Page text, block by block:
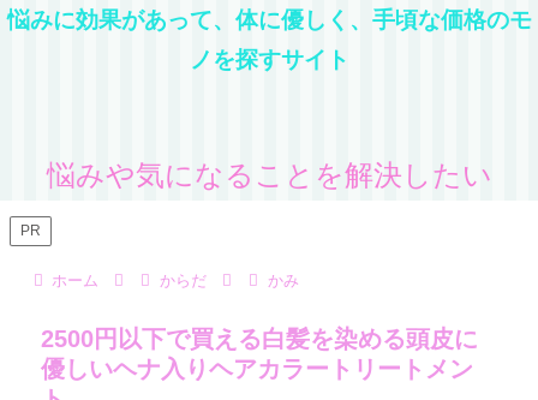
悩みに効果があって、体に優しく、手頃な価格のモ
ノを探すサイト
悩みや気になることを解決したい
PR
ホーム からだ かみ
2500円以下で買える白髪を染める頭皮に
優しいヘナ入りヘアカラートリートメン